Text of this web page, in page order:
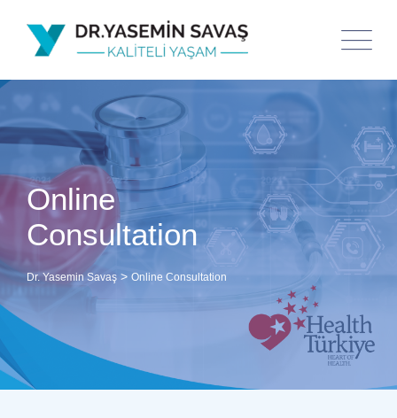
Online
Consultation
Dr. Yasemin Savaş > Online Consultation